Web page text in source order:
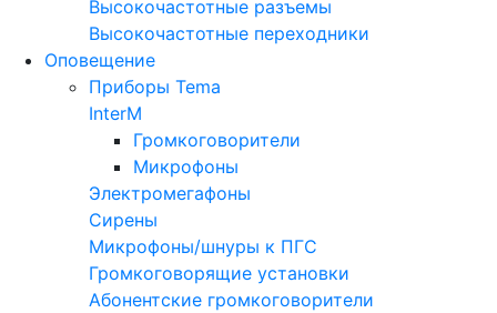
Высокочастотные разъемы
Высокочастотные переходники
Оповещение
Приборы Tema
InterM
Громкоговорители
Микрофоны
Электромегафоны
Сирены
Микрофоны/шнуры к ПГС
Громкоговорящие установки
Абонентские громкоговорители